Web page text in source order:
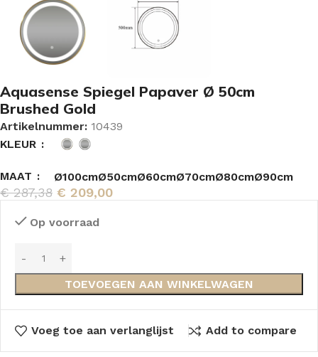
Aquasense Spiegel Papaver Ø 50cm
Brushed Gold
Artikelnummer: 10439
KLEUR
MAAT Ø100cmØ50cmØ60cmØ70cmØ80cmØ90cm
€287,38 € 209,00
Op voorraad
TOEVOEGEN AAN WINKELWAGEN
Voeg toe aan verlanglijst Add to compare